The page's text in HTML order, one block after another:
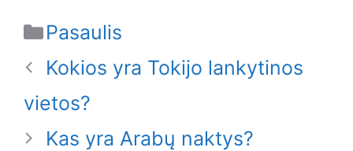
Categories
Pasaulis
Kokios yra Tokijo lankytinos
vietos?
Kas yra Arabų naktys?